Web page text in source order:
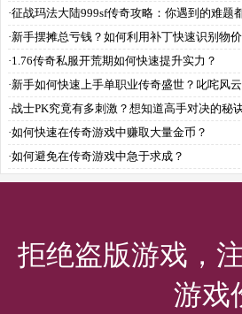
传？
·征战玛法大陆999sf传奇攻略：你遇到的难题
这儿？
·新手摆摊总亏钱？如何利用补丁快速识别物价
·1.76传奇私服开荒期如何快速提升实力？
·新手如何快速上手单职业传奇盛世？叱咤风
略解析
·战士PK究竟有多刺激？想知道高手对决的秘
吗？
·如何快速在传奇游戏中赚取大量金币？
·如何避免在传奇游戏中急于求成？
拒绝盗版游戏，
游戏